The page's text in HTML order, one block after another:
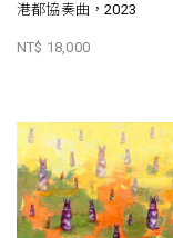
港都協奏曲，2023
NT$ 18,000